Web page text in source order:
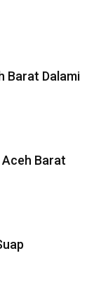
Barat Dalami
Aceh Barat